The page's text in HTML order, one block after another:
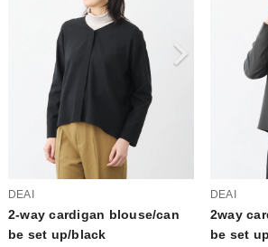
DEAI
2-way cardigan blouse/can
be set up/black
DEAI
2way
be set